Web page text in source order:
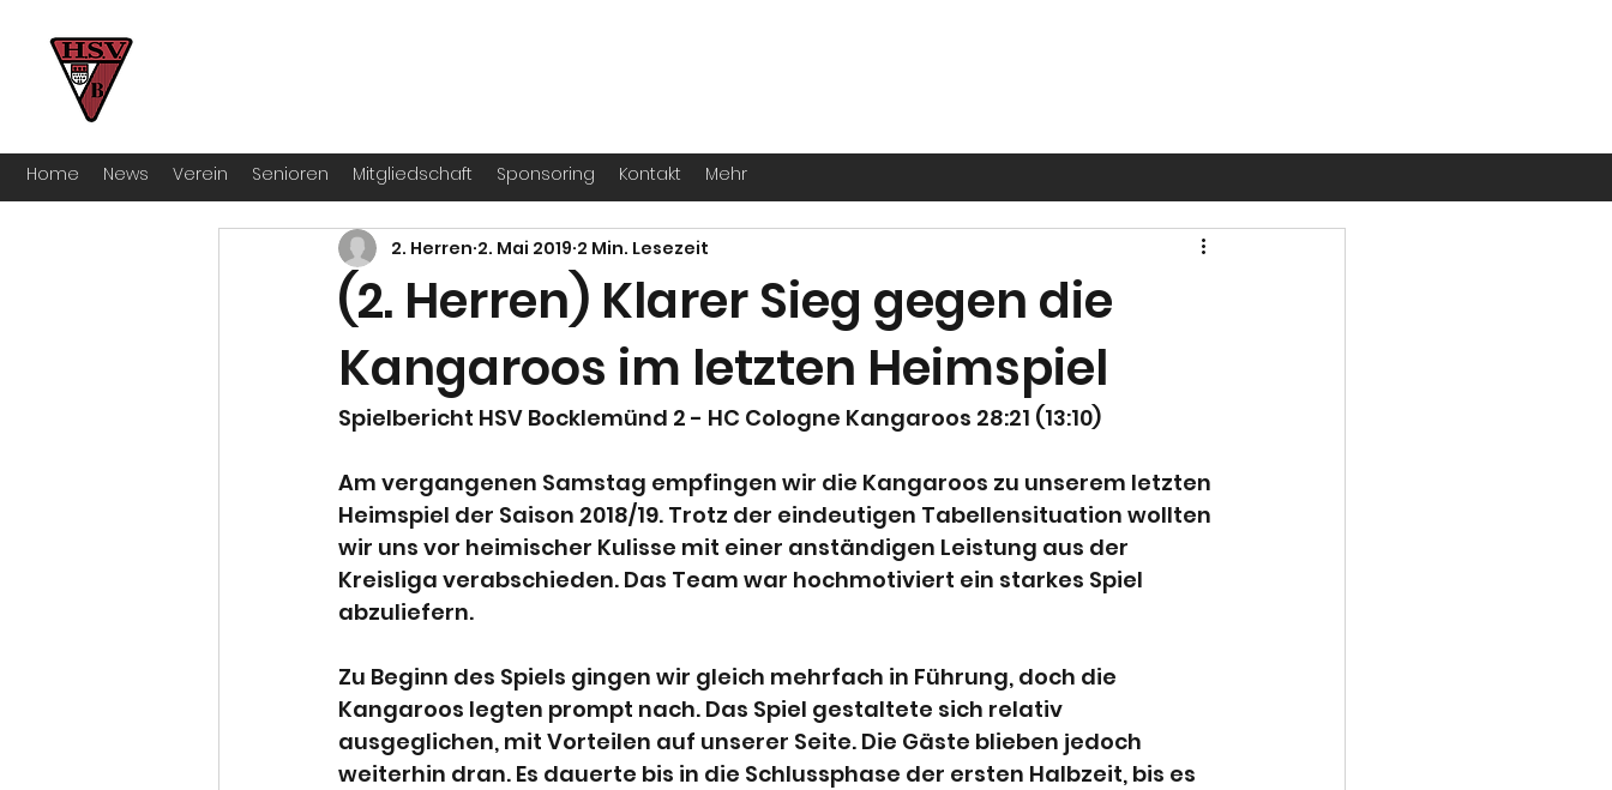
Home News Verein Senioren Mitgliedschaft Sponsoring Kontakt Mehr
(2. Herren) Klarer Sieg gegen die
Kangaroos im letzten Heimspiel
2. Herren 2. Mai 2019 2 Min. Lesezeit
Spielbericht HSV Bocklemünd 2 - HC Cologne Kangaroos 28:21 (13:10)
Am vergangenen Samstag empfingen wir die Kangaroos zu unserem letzten
Heimspiel der Saison 2018/19. Trotz der eindeutigen Tabellensituation wollten
wir uns vor heimischer Kulisse mit einer anständigen Leistung aus der
Kreisliga verabschieden. Das Team war hochmotiviert ein starkes Spiel
abzuliefern.
Zu Beginn des Spiels gingen wir gleich mehrfach in Führung, doch die
Kangaroos legten prompt nach. Das Spiel gestaltete sich relativ
ausgeglichen, mit Vorteilen auf unserer Seite. Die Gäste blieben jedoch
weiterhin dran. Es dauerte bis in die Schlussphase der ersten Halbzeit, bis es